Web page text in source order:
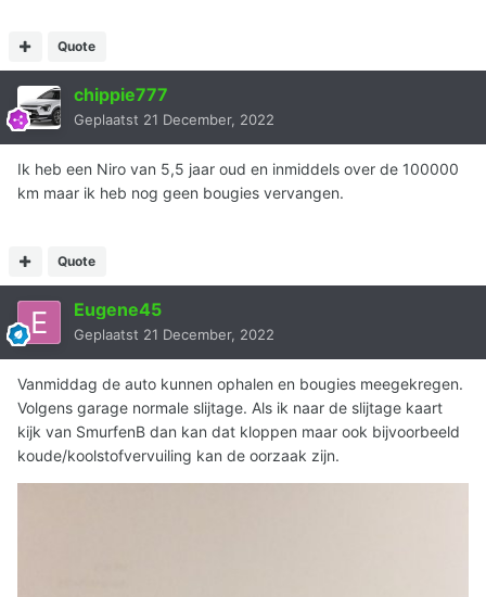
Quote
chippie777
Geplaatst 21 December, 2022
Ik heb een Niro van 5,5 jaar oud en inmiddels over de 100000
km maar ik heb nog geen bougies vervangen.
Quote
Eugene45
Geplaatst 21 December, 2022
Vanmiddag de auto kunnen ophalen en bougies meegekregen.
Volgens garage normale slijtage. Als ik naar de slijtage kaart
kijk van SmurfenB dan kan dat kloppen maar ook bijvoorbeeld
koude/koolstofvervuiling kan de oorzaak zijn.